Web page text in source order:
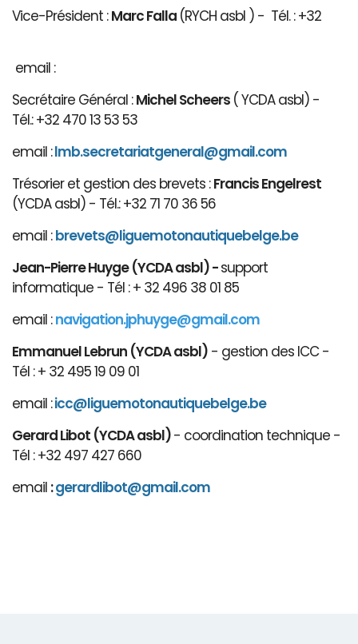
Vice-Président :Marc Falla (RYCH asbl ) - Tél. : +32
email :
Secrétaire Général :Michel Scheers ( YCDA asbl) -
Tél.: +32 470 13 53 53
email :lmb.secretariatgeneral@gmail.com
Trésorier et gestion des brevets :Francis Engelrest
(YCDA asbl) - Tél.: +32 71 70 36 56
email :brevets@liguemotonautiquebelge.be
Jean-Pierre Huyge (YCDA asbl) -support
informatique - Tél : + 32 496 38 01 85
email :navigation.jphuyge@gmail.com
Emmanuel Lebrun (YCDA asbl) - gestion des ICC -
Tél : + 32 495 19 09 01
email :icc@liguemotonautiquebelge.be
Gerard Libot (YCDA asbl)- coordination technique -
Tél : +32 497 427 660
email :gerardlibot@gmail.com